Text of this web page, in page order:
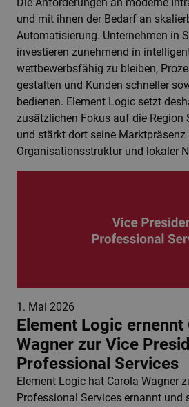
und mit ihnen der Bedarf an
Automatisierung. Unternehmen in
investieren zunehmend in
wettbewerbsfähig zu bleiben,
gestalten und Kunden schneller
bedienen. Element Logic setzt
zusätzlichen Fokus auf die Region
und stärkt dort seine Marktpräsenz
Organisationsstruktur und lokaler
1. Mai 2026
Element Logic ernennt
Wagner zur Vice
Professional Services
Element Logic hat Carola Wagner
Professional Services ernannt und